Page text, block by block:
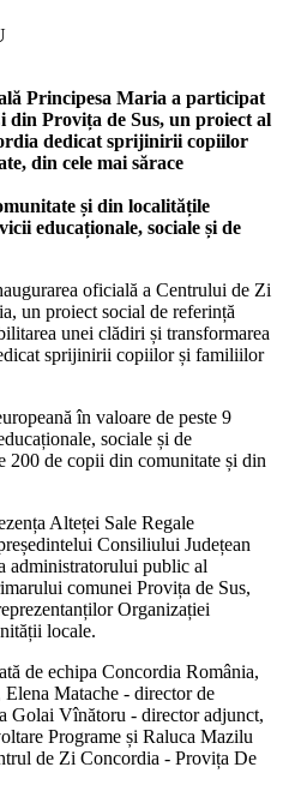
Principesa Maria a participat
Provița de Sus, un proiect al
dedicat sprijinirii copiilor
din cele mai sărace
și din localitățile
educaționale, sociale și de
oficială a Centrului de Zi
un proiect social de referință
unei clădiri și transformarea
sprijinirii copiilor și familiilor
în valoare de peste 9
sociale și de
200 de copii din comunitate și din
Alteței Sale Regale
Consiliului Județean
administratorului public al
comunei Provița de Sus,
Organizației
locale.
de echipa Concordia România,
Matache - director de
Golai Vînătoru - director adjunct,
Programe și Raluca Mazilu
de Zi Concordia - Provița De